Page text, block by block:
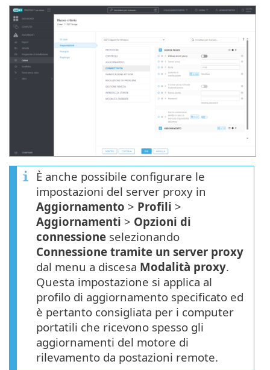
È anche possibile configurare le
impostazioni del server proxy in
Aggiornamento > Profili >
Aggiornamenti > Opzioni di
connessione selezionando
Connessione tramite un server proxy
dal menu a discesa Modalità proxy.
Questa impostazione si applica al
profilo di aggiornamento specificato ed
è pertanto consigliata per i computer
portatili che ricevono spesso gli
aggiornamenti del motore di
rilevamento da postazioni remote.